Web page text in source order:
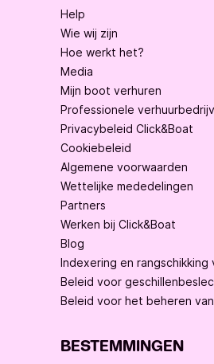
Help
Wie wij zijn
Hoe werkt het?
Media
Mijn boot verhuren
Professionele
Privacybeleid Click&Boat
Cookiebeleid
Algemene voorwaarden
Wettelijke mededelingen
Partners
Werken bij Click&Boat
Blog
Indexering en
Beleid voor
Beleid voor het beheren
BESTEMMINGEN